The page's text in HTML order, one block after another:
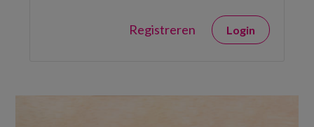
Registreren Login